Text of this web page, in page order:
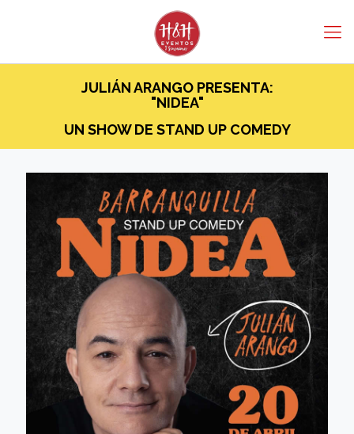
JULIÁN ARANGO PRESENTA:
"NIDEA"
UN SHOW DE STAND UP COMEDY